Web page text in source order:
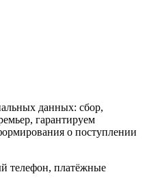
данных: сбор,
гарантируем
о поступлении
телефон, платёжные